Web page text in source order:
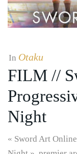
In Otaku
FILM //
Night
« Sword Art